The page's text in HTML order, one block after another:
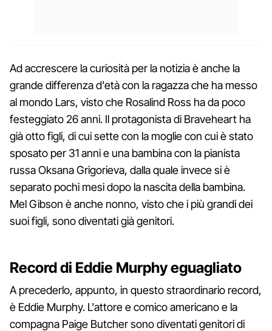
Ad accrescere la curiosità per la notizia è anche la
grande differenza d'età con la ragazza che ha messo
al mondo Lars, visto che Rosalind Ross ha da poco
festeggiato 26 anni. Il protagonista di Braveheart ha
già otto figli, di cui sette con la moglie con cui è stato
sposato per 31 anni e una bambina con la pianista
russa Oksana Grigorieva, dalla quale invece si è
separato pochi mesi dopo la nascita della bambina.
Mel Gibson è anche nonno, visto che i più grandi dei
suoi figli, sono diventati già genitori.
Record di Eddie Murphy eguagliato
A precederlo, appunto, in questo straordinario record,
è Eddie Murphy. L'attore e comico americano e la
compagna Paige Butcher sono diventati genitori di